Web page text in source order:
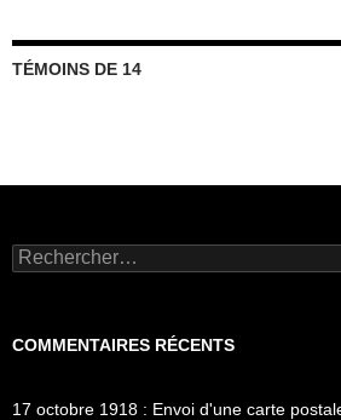
TÉMOINS DE 14
Rechercher :
COMMENTAIRES RÉCENTS
17 octobre 1918 : Envoi d'une carte